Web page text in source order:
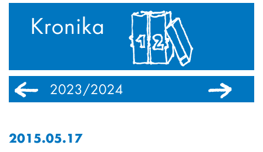
Kronika
2023/2024 2022/2023
2015.05.17